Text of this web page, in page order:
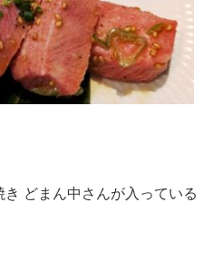
どまん中さんが入っている